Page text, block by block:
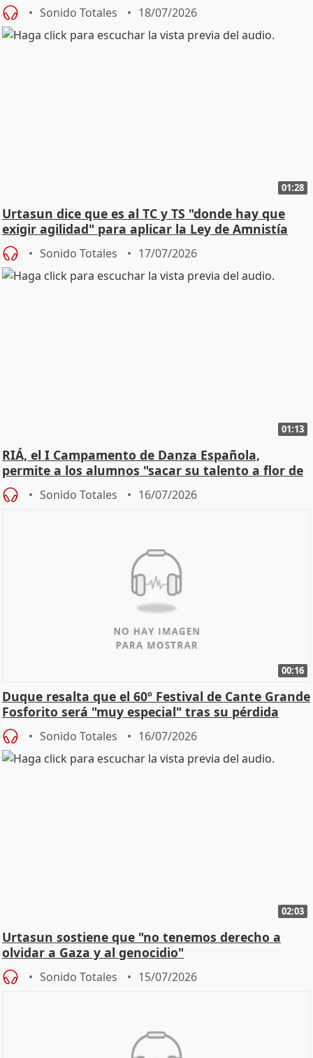
Sonido Totales 18/07/2026
01:28
Urtasun dice que es al TC y TS "donde hay que
exigir agilidad" para aplicar la Ley de Amnistía
Sonido Totales 17/07/2026
01:13
RIÁ, el I Campamento de Danza Española,
permite a los alumnos "sacar su talento a flor de
piel"
Sonido Totales 16/07/2026
00:16
Duque resalta que el 60º Festival de Cante Grande
Fosforito será "muy especial" tras su pérdida
Sonido Totales 16/07/2026
02:03
Urtasun sostiene que "no tenemos derecho a
olvidar a Gaza y al genocidio"
Sonido Totales 15/07/2026